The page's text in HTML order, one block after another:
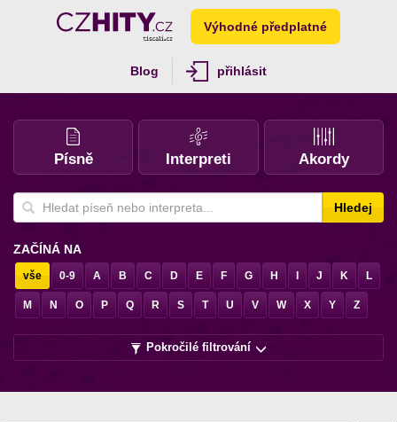
Výhodné předplatné
Blog přihlásit
Písně Interpreti Akordy
Hledej
ZAČÍNÁ NA
vše 0-9 A B C D E F G H J K L
M N O P Q R S T U V W X Y Z
Pokročilé filtrování